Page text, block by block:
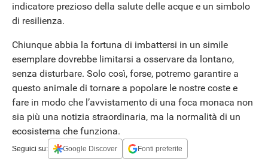
indicatore prezioso della salute delle acque e un simbolo
di resilienza.
Chiunque abbia la fortuna di imbattersi in un simile
esemplare dovrebbe limitarsi a osservare da lontano,
senza disturbare. Solo così, forse, potremo garantire a
questo animale di tornare a popolare le nostre coste e
fare in modo che l’avvistamento di una foca monaca non
sia più una notizia straordinaria, ma la normalità di un
ecosistema che funziona.
Seguici su: Google Discover Fonti preferite